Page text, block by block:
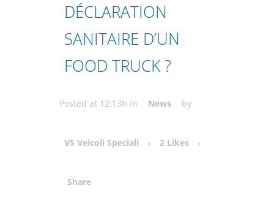
DÉCLARATION
SANITAIRE D’UN
FOOD TRUCK ?
Posted at 12:13h in News by
VS Veicoli Speciali 2 Likes
Share
Attiva comando